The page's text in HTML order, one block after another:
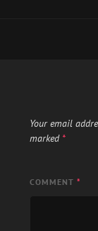
Your email
marked *
COMMENT *